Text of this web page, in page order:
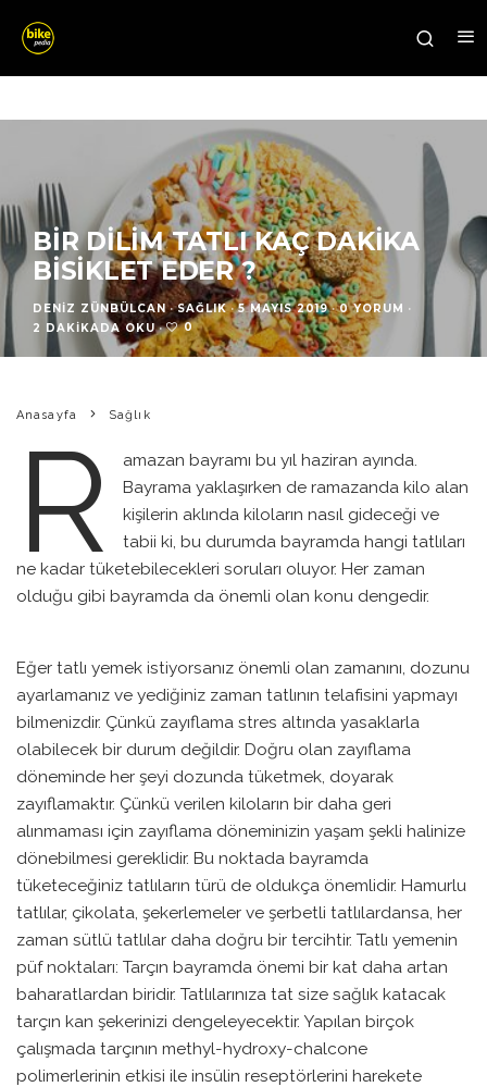
BIR DILIM TATLI KAÇ DAKIKA
BISIKLET EDER ?
DENIZ ZÜNBÜLCAN · SAĞLIK · 5 MAYIS 2019 · 0 YORUM ·
2 DAKIKADA OKU · 0
Anasayfa Sağlık
R
amazan bayramı bu yıl haziran ayında.
Bayrama yaklaşırken de ramazanda kilo alan
kişilerin aklında kiloların nasıl gideceği ve
tabii ki, bu durumda bayramda hangi tatlıları
ne kadar tüketebilecekleri soruları oluyor. Her zaman
olduğu gibi bayramda da önemli olan konu dengedir.
Eğer tatlı yemek istiyorsanız önemli olan zamanını, dozunu
ayarlamanız ve yediğiniz zaman tatlının telafisini yapmayı
bilmenizdir. Çünkü zayıflama stres altında yasaklarla
olabilecek bir durum değildir. Doğru olan zayıflama
döneminde her şeyi dozunda tüketmek, doyarak
zayıflamaktır. Çünkü verilen kiloların bir daha geri
alınmaması için zayıflama döneminizin yaşam şekli halinize
dönebilmesi gereklidir. Bu noktada bayramda
tüketeceğiniz tatlıların türü de oldukça önemlidir. Hamurlu
tatlılar, çikolata, şekerlemeler ve şerbetli tatlılardansa, her
zaman sütlü tatlılar daha doğru bir tercihtir. Tatlı yemenin
püf noktaları: Tarçın bayramda önemi bir kat daha artan
baharatlardan biridir. Tatlılarınıza tat size sağlık katacak
tarçın kan şekerinizi dengeleyecektir. Yapılan birçok
çalışmada tarçının methyl-hydroxy-chalcone
polimerlerinin etkisi ile insülin reseptörlerini harekete